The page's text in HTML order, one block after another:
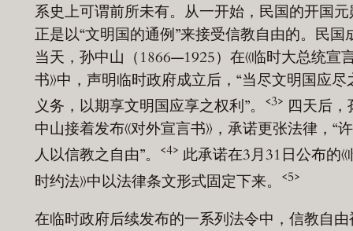
系史上可谓前所未有。从一开始，民国的开国元
正是以“文明国的通例”来接受信教自由的。民国
当天，孙中山（1866—1925）在《临时大总统宣
书》中，声明临时政府成立后，“当尽文明国应尽
义务，以期享文明国应享之权利”。
<3> 四天后，
中山接着发布《对外宣言书》，承诺更张法律，“
人以信教之自由”。
<4> 此承诺在3月31日公布的《
时约法》中以法律条文形式固定下来。
<5>
在临时政府后续发布的一系列法令中，信教自由